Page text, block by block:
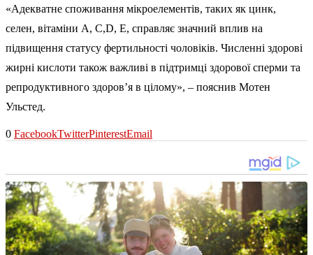
«Адекватне споживання мікроелементів, таких як цинк,
селен, вітаміни А, С,D, Е, справляє значний вплив на
підвищення статусу фертильності чоловіків. Численні здорові
жирні кислоти також важливі в підтримці здорової сперми та
репродуктивного здоров’я в цілому», – пояснив Мотен
Ульстед.
0 FacebookTwitterPinterestEmail